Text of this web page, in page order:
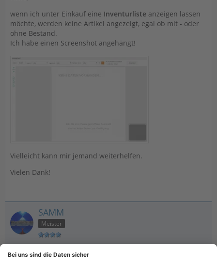
wenn ich unter Einkauf eine Inventurliste anzeigen lassen
möchte, werden keine Artikel angezeigt, egal ob mit - oder
ohne Bestand.
Ich habe einen Screenshot angehängt!
Vielleicht kann mir jemand weiterhelfen.
Vielen Dank!
SAMM
Meister
9. Juni 2026 um 18:39